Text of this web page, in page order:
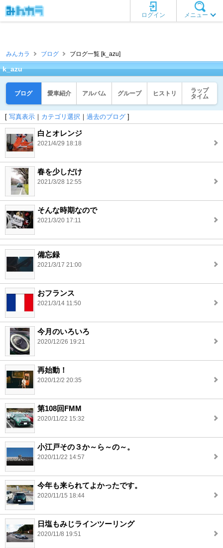
メニュー
ログイン
みんカラ ブログ ブログ一覧 [k_azu]
k_azu
ブログ 愛車紹介 アルバム グループ ヒストリ
ラップ
タイム
[ 写真表示 ｜ カテゴリ選択 ｜ 過去のブログ ]
白とオレンジ
2021/4/29 18:18
春を少しだけ
2021/3/28 12:55
そんな時期なので
2021/3/20 17:11
備忘録
2021/3/17 21:00
おフランス
2021/3/14 11:50
今月のいろいろ
2020/12/26 19:21
再始動！
2020/12/2 20:35
第108回FMM
2020/11/22 15:32
小江戸その３か～ら～の～。
2020/11/22 14:57
今年も来られてよかったです。
2020/11/15 18:44
日塩もみじラインツーリング
2020/11/8 19:51